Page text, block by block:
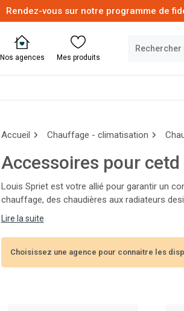
Rendez-vous sur notre programme de
Nos agences Mes produits
Accueil Chauffage - climatisation
Accessoires pour cetd
Louis Spriet est votre allié pour garantir un
chauffage, des chaudières aux radiateurs
Nos experts vous aideront à choisir les
l'année !
Lire la suite
Choisissez une agence pour connaitre les